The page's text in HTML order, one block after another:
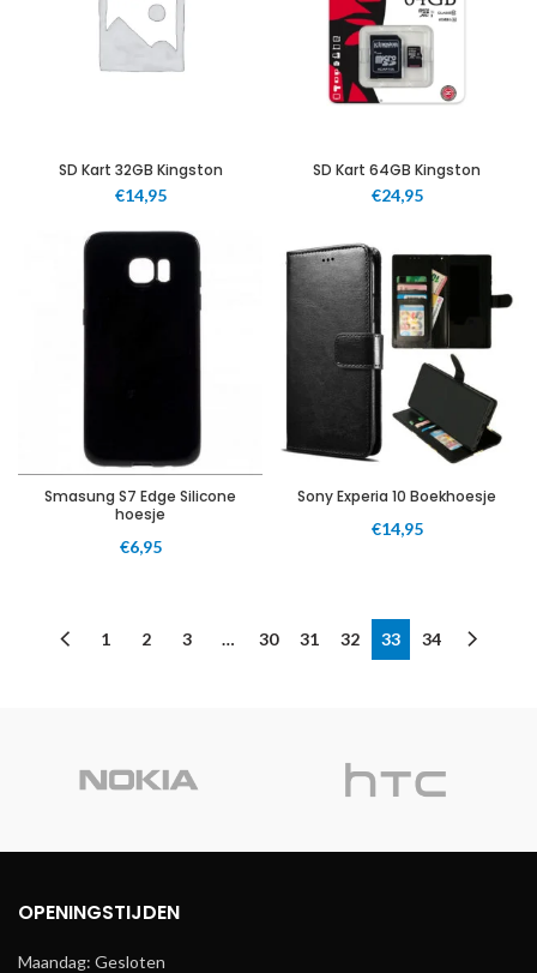
SD Kart 32GB Kingston
€14,95
SD Kart 64GB Kingston
€24,95
Smasung S7 Edge Silicone
hoesje
€6,95
Sony Experia 10 Boekhoesje
€14,95
1 2 3 … 30 31 32 33 34
OPENINGSTIJDEN
Maandag: Gesloten